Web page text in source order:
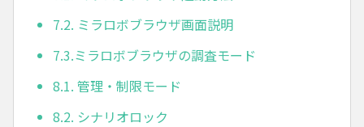
7.2. ミラロボブラウザ画面説明
7.3.ミラロボブラウザの調査モード
8.1. 管理・制限モード
8.2. シナリオロック